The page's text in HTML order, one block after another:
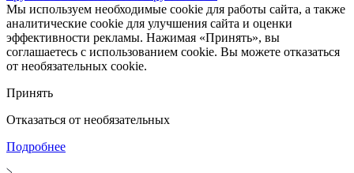
Мы используем необходимые cookie для работы сайта, а также
аналитические cookie для улучшения сайта и оценки
эффективности рекламы. Нажимая «Принять», вы
соглашаетесь с использованием cookie. Вы можете отказаться
от необязательных cookie.
Принять
Отказаться от необязательных
Подробнее